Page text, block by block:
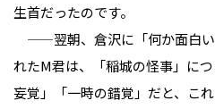
生首だったのです。
——翌朝、倉沢に「何か面白い
れたM君は、「稲城の怪事」に
妄覚」「一時の錯覚」だと、こ